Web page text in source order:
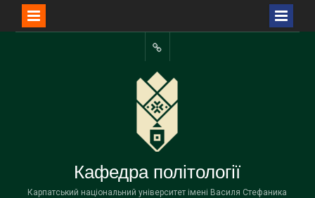
Facebook
Кафедра політології
Карпатський національний університет імені Василя Стефаника